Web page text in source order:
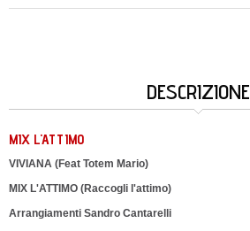
DESCRIZIONE
MIX L'ATTIMO
VIVIANA (Feat Totem Mario)
MIX L'ATTIMO (Raccogli l'attimo)
Arrangiamenti Sandro Cantarelli